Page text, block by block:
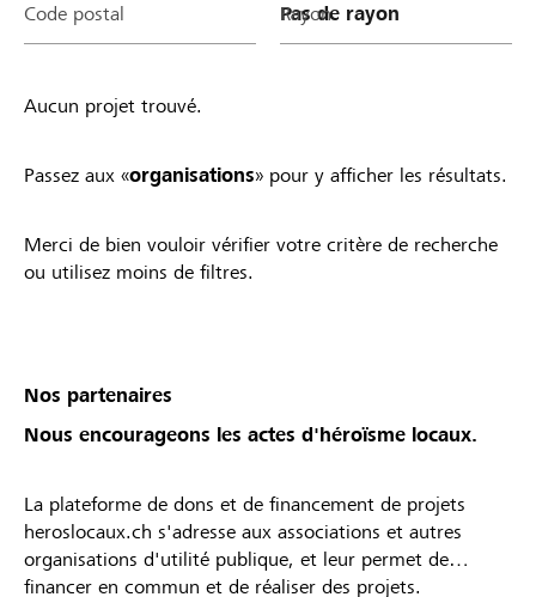
Code postal Rayon
Aucun projet trouvé.
Passez aux «organisations» pour y afficher les résultats.
Merci de bien vouloir vérifier votre critère de recherche
ou utilisez moins de filtres.
Nos partenaires
Nous encourageons les actes d'héroïsme locaux.
La plateforme de dons et de financement de projets
heroslocaux.ch s'adresse aux associations et autres
organisations d'utilité publique, et leur permet de
financer en commun et de réaliser des projets.